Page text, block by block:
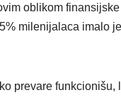
oblikom finansijske
milenijalaca imalo je
prevare funkcionišu,